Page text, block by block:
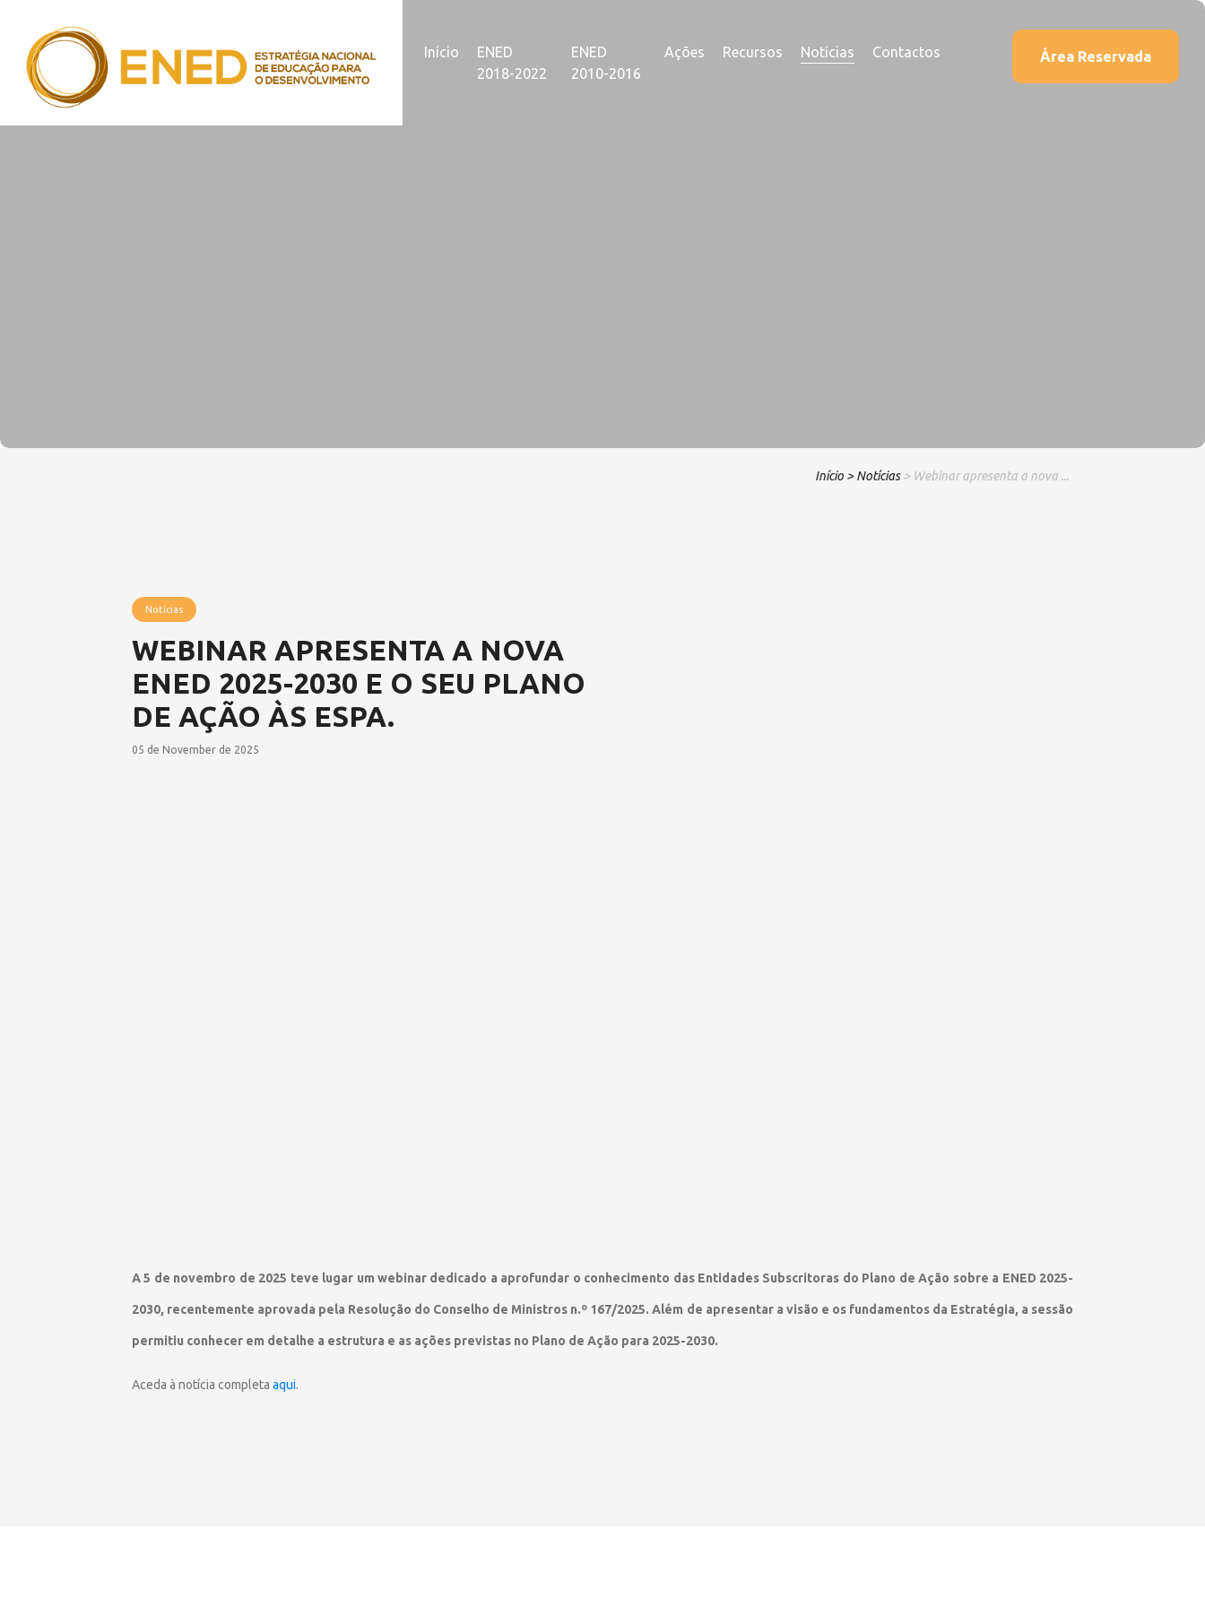
Início
ENED
2018-2022
ENED
2010-2016
Ações Recursos Notícias Contactos Área Reservada
Início > Notícias > Webinar apresenta a nova ...
Notícias
WEBINAR APRESENTA A NOVA
ENED 2025-2030 E O SEU PLANO
DE AÇÃO ÀS ESPA.
05 de November de 2025
A 5 de novembro de 2025 teve lugar um webinar dedicado a aprofundar o conhecimento das Entidades Subscritoras do Plano de Ação sobre a ENED 2025-
2030, recentemente aprovada pela Resolução do Conselho de Ministros n.º 167/2025. Além de apresentar a visão e os fundamentos da Estratégia, a sessão
permitiu conhecer em detalhe a estrutura e as ações previstas no Plano de Ação para 2025-2030.
Aceda à notícia completa aqui.